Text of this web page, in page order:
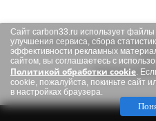
© 2015-2026Детейлинг-центр
Политика
Сайт carbon33.ru использует
улучшения сервиса, сбора
эффективности рекламных
сайтом, вы соглашаетесь с
Политикой обработки cookie.
cookie, пожалуйста, покиньте сайт
в настройках браузера.